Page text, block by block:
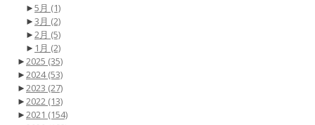
►5月 (1)
►3月 (2)
►2月 (5)
► 1月 (2)
►2025 (35)
►2024(53)
►2023 (27)
►2022 (13)
►2021 (154)